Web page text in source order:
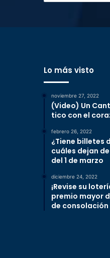
Lo más visto
noviembre 27, 2022
(Video) Un
tico con el
febrero 26, 2022
¿Tiene billetes
cuáles dejan
del 1 de marzo
diciembre 24, 2022
¡Revise su
premio mayor
de consolación